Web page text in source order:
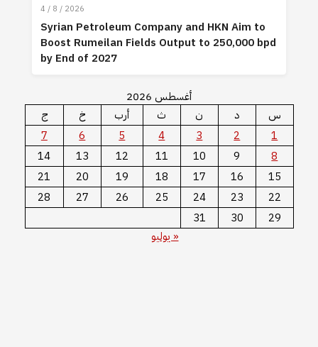
4 / 8 / 2026
Syrian Petroleum Company and HKN Aim to
Boost Rumeilan Fields Output to 250,000 bpd
by End of 2027
أغسطس 2026
س
د ن ث أرب خ
ج
1
2
3
4
5
6
7
8
9
10
11
12
13
14
15
16
17
18
19
20
21
22
23
24
25
26
27
28
29
30
31
« يوليو